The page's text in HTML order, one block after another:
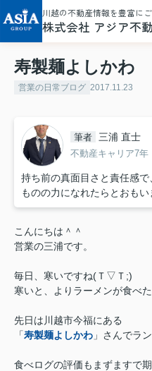
川越の不動産情報を豊富に
株式会社 アジア不
寿製麺よしかわ
営業の日常ブログ 2017.11.23
筆者 三浦 直士
不動産キャリア7年
持ち前の真面目さと責任感
ものの力になれたらとおもい
こんにちは＾＾
営業の三浦です。
毎日、寒いですね(Ｔ▽Ｔ;)
寒いと、よりラーメンが食べた
先日は川越市今福にある
「寿製麺よしかわ 」さんでラ
食べログの評価もまずますで期